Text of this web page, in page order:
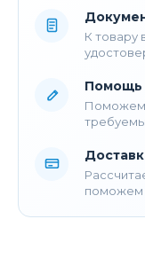
К товару
Помощь
Поможем
поможем